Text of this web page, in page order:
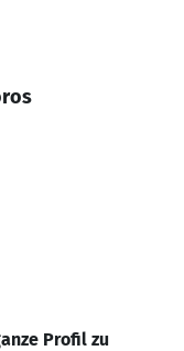
Profil zu